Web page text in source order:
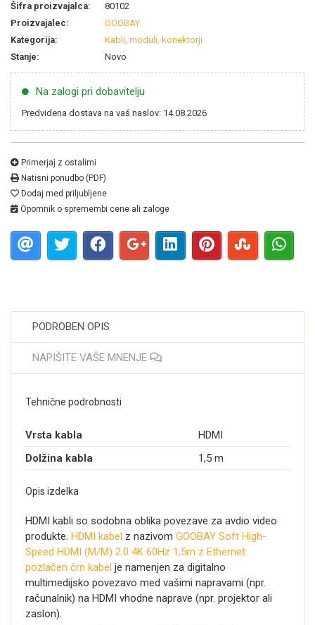
Šifra proizvajalca:
80102
Proizvajalec:
GOOBAY
Kategorija:
Kabli, moduli, konektorji
Stanje:
Novo
Na zalogi pri dobavitelju
Predvidena dostava na vaš naslov: 14.08.2026
Primerjaj z ostalimi
Natisni ponudbo (PDF)
Dodaj med priljubljene
Opomnik o spremembi cene ali zaloge
PODROBEN OPIS
NAPIŠITE VAŠE MNENJE
Tehnične podrobnosti
Vrsta kabla
HDMI
Dolžina kabla
1,5 m
Opis izdelka
HDMI kabli so sodobna oblika povezave za avdio video
produkte. HDMI kabel z nazivom GOOBAY Soft High-
Speed HDMI (M/M) 2.0 4K 60Hz 1,5m z Ethernet
pozlačen črn kabel je namenjen za digitalno
multimedijsko povezavo med vašimi napravami (npr.
računalnik) na HDMI vhodne naprave (npr. projektor ali
zaslon).